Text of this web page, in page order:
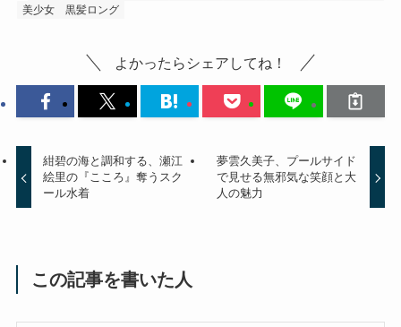
美少女
黒髪ロング
よかったらシェアしてね！
紺碧の海と調和する、瀬江
絵里の『こころ』奪うスク
ール水着
夢雲久美子、プールサイド
で見せる無邪気な笑顔と大
人の魅力
この記事を書いた人